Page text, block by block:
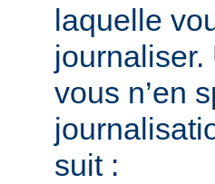
laquelle
vous n’en
suit :